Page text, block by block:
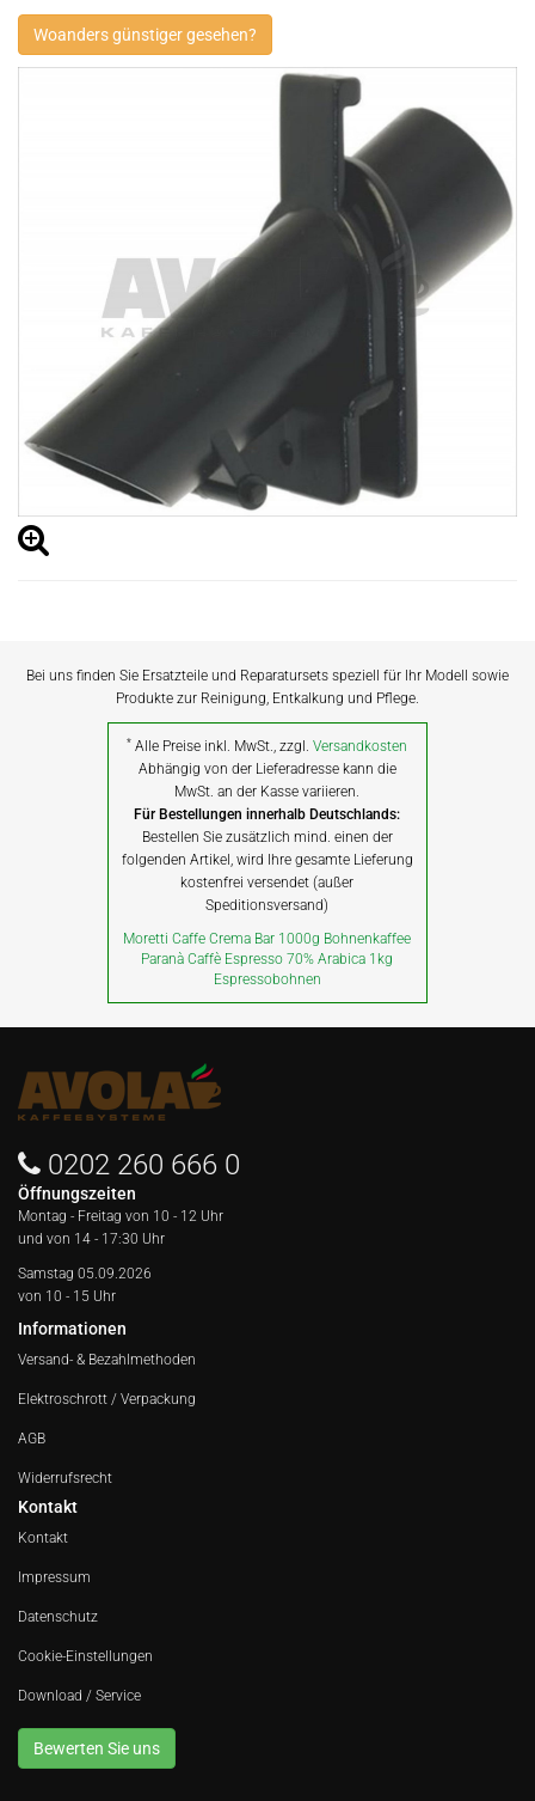
Woanders günstiger gesehen?
Bei uns finden Sie Ersatzteile und Reparatursets speziell für Ihr Modell sowie
Produkte zur Reinigung, Entkalkung und Pflege.
* Alle Preise inkl. MwSt., zzgl.Versandkosten
Abhängig von der Lieferadresse kann die
MwSt. an der Kasse variieren.
Für Bestellungen innerhalb Deutschlands:
Bestellen Sie zusätzlich mind. einen der
folgenden Artikel, wird Ihre gesamte Lieferung
kostenfrei versendet (außer
Speditionsversand)
Moretti Caffe Crema Bar 1000g Bohnenkaffee
Paranà Caffè Espresso 70% Arabica 1kg
Espressobohnen
0202 260 666 0
Öffnungszeiten
Montag - Freitag von 10 - 12 Uhr
und von 14 - 17:30 Uhr
Samstag 05.09.2026
von 10 - 15 Uhr
Informationen
Versand- & Bezahlmethoden
Elektroschrott / Verpackung
AGB
Widerrufsrecht
Kontakt
Kontakt
Impressum
Datenschutz
Cookie-Einstellungen
Download / Service
Bewerten Sie uns